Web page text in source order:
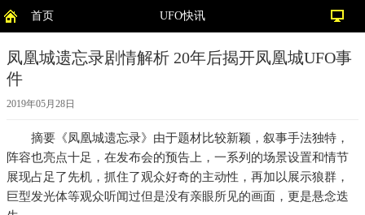
首页 UFO快讯
凤凰城遗忘录剧情解析 20年后揭开凤凰城UFO事
件
2019年05月28日
摘要 《凤凰城遗忘录》由于题材比较新颖，叙事手法独特，
阵容也亮点十足，在发布会的预告上，一系列的场景设置和情节
展现占足了先机，抓住了观众好奇的主动性，再加以展示狼群，
巨型发光体等观众听闻过但是没有亲眼所见的画面，更是悬念迭